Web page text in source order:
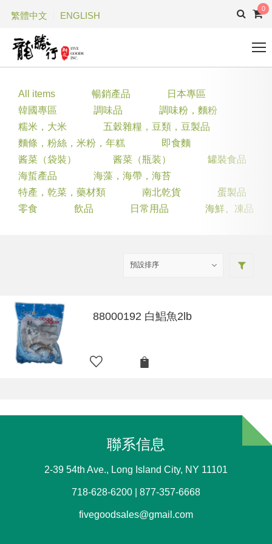
繁體中文 ENGLISH
0
All items 暢銷產品
日本專區
韓國專區
調味品
調味粉，麵粉
糯米，大米
五穀雜糧，豆類，豆製品
麵條，粉絲，米粉，年糕
即食麵
酱菜（袋裝）
酱菜（瓶装）
罐裝食品
海蜇產品
海藻，海帶，海苔
特產，乾菜，藥材類
南北乾貨
蛋製品
零食
飲品 日常用品 海鮮、凍品
88000192 白鯧魚2lb
聯系信息
2-39 54th Ave., Long Island City, NY 11101
718-628-6200 | 877-357-6668
fivegoodsales@gmail.com